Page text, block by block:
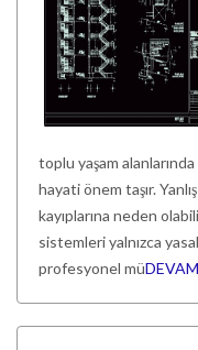
toplu yaşam
hayati önem taşır.
kayıplarına neden
sistemleri yalnızca
profesyonel mü